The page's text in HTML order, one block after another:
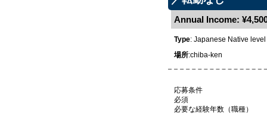
Annual Income:
Type: Japanese Native level
場所:chiba-ken
応募条件
必須
必要な経験年数（職種）